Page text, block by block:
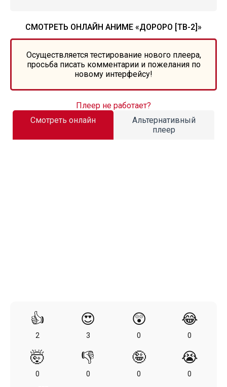
СМОТРЕТЬ ОНЛАЙН АНИМЕ «ДОРОРО [ТВ-2]»
Осуществляется тестирование нового плеера,
просьба писать комментарии и пожелания по
новому интерфейсу!
Смотреть онлайн
Альтернативный
плеер
Плеер не работает?
👍
2
😍
3
😲
0
😂
0
🤯
0
👎
0
🤪
0
😭
0